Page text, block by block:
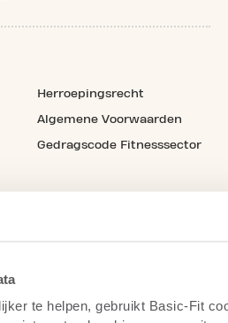
te helpen, gebruikt Basic-Fit
Herroepingsrecht
Algemene Voorwaarden
Gedragscode Fitnesssector